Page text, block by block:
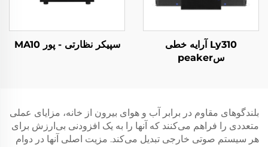
Ly310 آرایه خطی
سpeaker
سپیکر نظارتی - پور MA10
بلندگوهای مقاوم در برابر آب و هوای بیرون از خانه، مزایای عملی
متعددی را فراهم می‌کنند که آنها را به یک افزودنی بی‌ارزش برای
هر سیستم صوتی خارجی تبدیل می‌کند. مزیت اصلی آنها در دوام